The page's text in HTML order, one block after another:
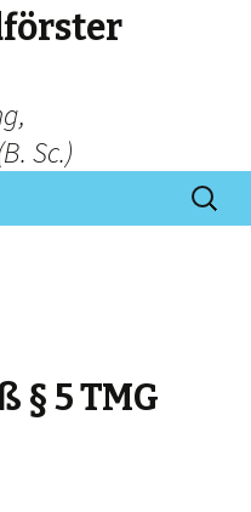
Sc.)
Suchen
nach:
§ 5 TMG